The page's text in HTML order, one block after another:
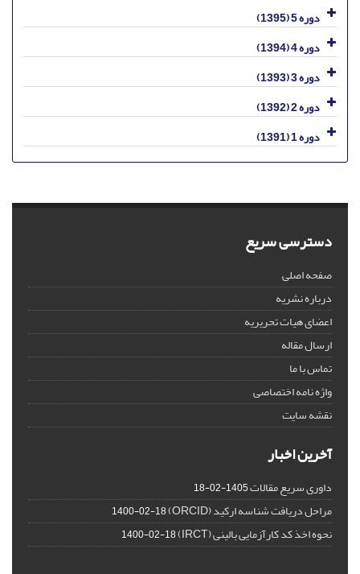
دوره 5 (1395)
دوره 4 (1394)
دوره 3 (1393)
دوره 2 (1392)
دوره 1 (1391)
دسترسی سریع
صفحه اصلی
درباره نشریه
اعضای هیات تحریریه
ارسال مقاله
تماس با ما
واژه نامه اختصاصی
نقشه سایت
آخرین اخبار
داوری سریع مقالات1405-02-18
مراحل دریافت شناسه ارکید (ORCID) 1400-02-18
نحوه اخذ کد کارآزمایی بالینی (IRCT) 1400-02-18